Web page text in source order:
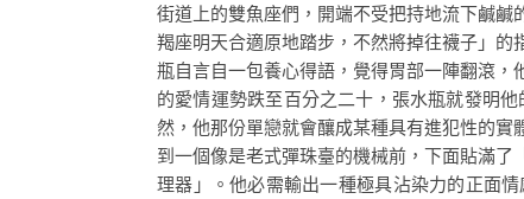
街道上的雙魚座們，開端不受把持地流下鹹
羯座明天合適原地踏步，不然將掉往襪子」
瓶自言自一包養心得語，覺得胃部一陣翻滾
的愛情運勢跌至百分之二十，張水瓶就發明
然，他那份單戀就會釀成某種具有進犯性的
到一個像是老式彈珠臺的機械前，下面貼滿
理器」。他必需輸出一種極具沾染力的正面